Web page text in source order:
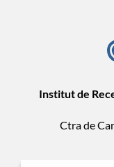
Institut de
Ctra de